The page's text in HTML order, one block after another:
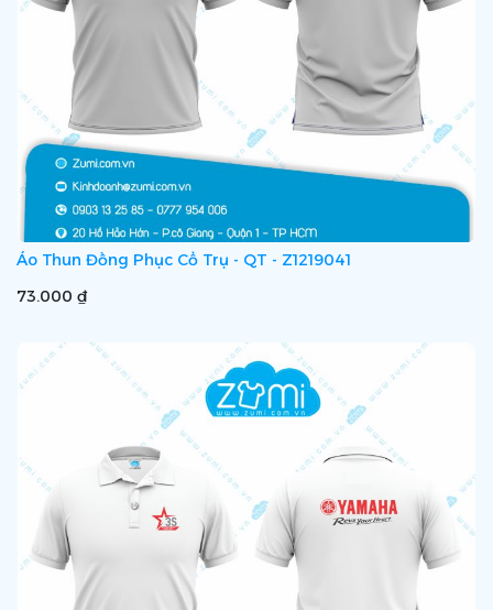
Áo Thun Đồng Phục Cổ Trụ - QT - Z1219041
73.000 ₫